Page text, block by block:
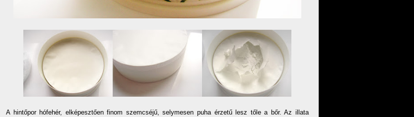
A hintőpor hófehér, elképesztően finom szemcséjű, selymesen puha érzetű lesz tőle a bőr. Az illata